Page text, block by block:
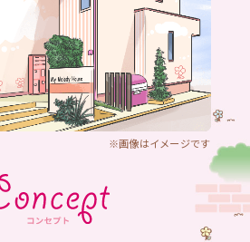
※画像はイメージです